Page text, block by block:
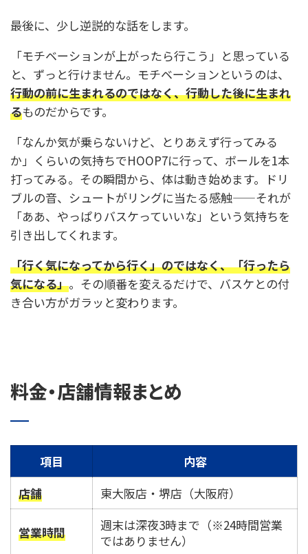
最後に、少し逆説的な話をします。
「モチベーションが上がったら行こう」と思っている
と、ずっと行けません。モチベーションというのは、
行動の前に生まれるのではなく、行動した後に生まれ
るものだからです。
「なんか気が乗らないけど、とりあえず行ってみる
か」くらいの気持ちでHOOP7に行って、ボールを1本
打ってみる。その瞬間から、体は動き始めます。ドリ
ブルの音、シュートがリングに当たる感触——それが
「ああ、やっぱりバスケっていいな」という気持ちを
引き出してくれます。
「行く気になってから行く」のではなく、「行ったら
気になる」。その順番を変えるだけで、バスケとの付
き合い方がガラッと変わります。
料金・店舗情報まとめ
項目
内容
店舗
東大阪店・堺店（大阪府）
営業時間
週末は深夜3時まで（※24時間営業
ではありません）